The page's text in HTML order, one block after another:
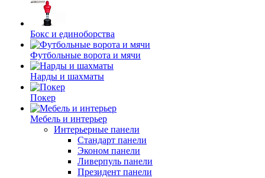
Бокс и единоборства
Футбольные ворота и мячи
Нарды и шахматы
Покер
Мебель и интерьер
Интерьерные панели
Стандарт панели
Эконом панели
Ливерпуль панели
Президент панели